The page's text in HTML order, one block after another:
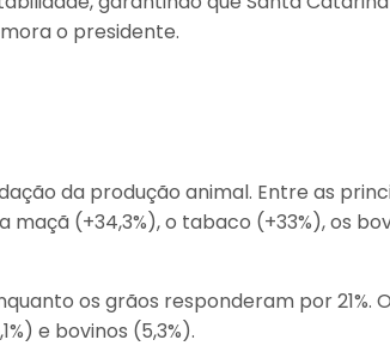
o presidente.
da produção animal. Entre as
(+34,3%), o tabaco (+33%), os
os grãos responderam por 21%.
e bovinos (5,3%).